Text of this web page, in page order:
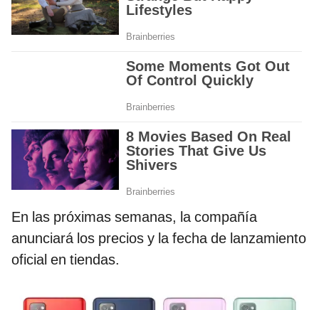
En las próximas semanas, la compañía
anunciará los precios y la fecha de lanzamiento
oficial en tiendas.